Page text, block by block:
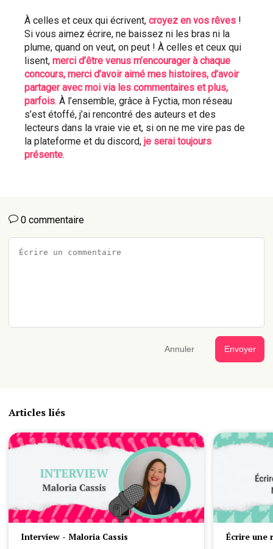
À celles et ceux qui écrivent, croyez en vos rêves !
Si vous aimez écrire, ne baissez ni les bras ni la
plume, quand on veut, on peut ! À celles et ceux qui
lisent, merci d’être venus m’encourager à chaque
concours, merci d’avoir aimé mes histoires, d’avoir
partager avec moi via les commentaires et plus,
parfois. À l’ensemble, grâce à Fyctia, mon réseau
s’est étoffé, j’ai rencontré des auteurs et des
lecteurs dans la vraie vie et, si on ne me vire pas de
la plateforme et du discord, je serai toujours
présente.
0 commentaire
Annuler Envoyer
Articles liés
Interview - Maloria Cassis Écrire une